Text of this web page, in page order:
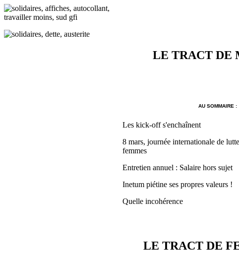
LE TRACT DE
AU SOMMAIRE :
Les kick-off s'enchaînent
8 mars, journée internationale de
femmes
Entretien annuel : Salaire hors sujet
Inetum piétine ses propres valeurs !
Quelle incohérence
LE TRACT DE